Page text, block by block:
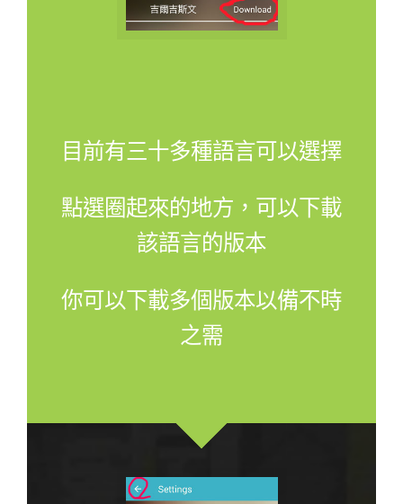
目前有三十多種語言可以選擇
點選圈起來的地方，可以下載
該語言的版本
你可以下載多個版本以備不時
之需